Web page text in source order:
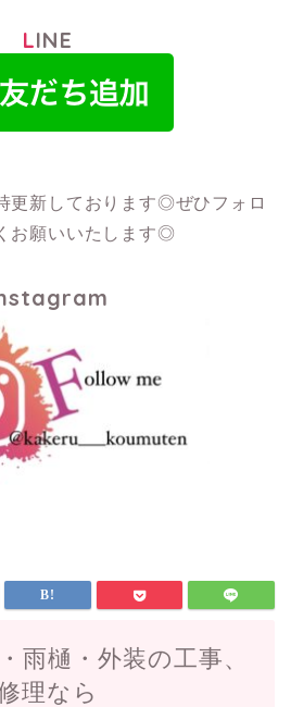
LINE
更新しております◎ぜひフォロ
お願いいたします◎
雨樋・外装の工事、
理なら